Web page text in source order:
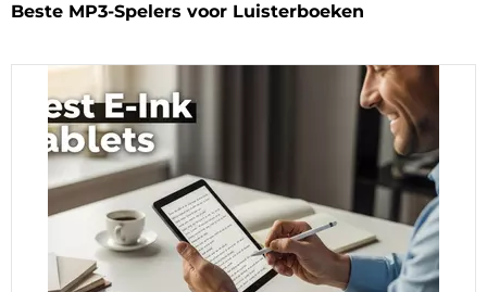
Beste MP3-Spelers voor Luisterboeken